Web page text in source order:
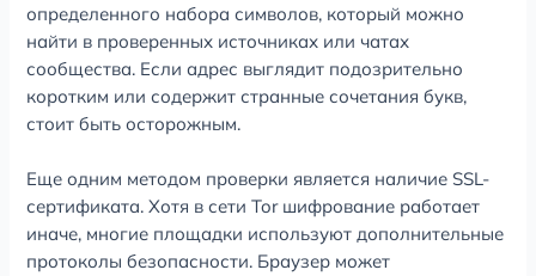
определенного набора символов, который можно
найти в проверенных источниках или чатах
сообщества. Если адрес выглядит подозрительно
коротким или содержит странные сочетания букв,
стоит быть осторожным.
Еще одним методом проверки является наличие SSL-
сертификата. Хотя в сети Tor шифрование работает
иначе, многие площадки используют дополнительные
протоколы безопасности. Браузер может